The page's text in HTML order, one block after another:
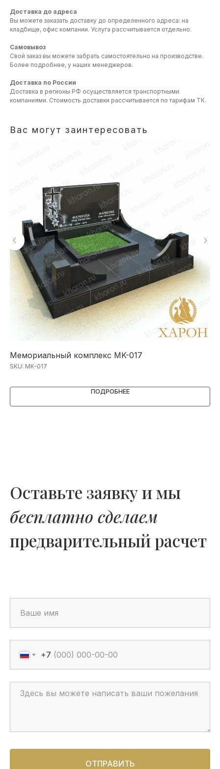
Доставка до адреса
Вы можете заказать доставку до определенного адреса: на
кладбище, офис компании. Услуга рассчитывается отдельно.
Самовывоз
Свой заказ вы можете забрать самостоятельно на производстве.
Более подробнее, у наших менеджеров.
Доставка по России
Доставка в регионы РФ осуществляется транспортными
компаниями. Стоимость доставки рассчитывается по тарифам ТК.
Вас могут заинтересовать
Мемориальный комплекс MK-017
SKU: MK-017
ПОДРОБНЕЕ
Оставьте заявку и мы
бесплатно сделаем
предварительный расчет
+7
ОТПРАВИТЬ